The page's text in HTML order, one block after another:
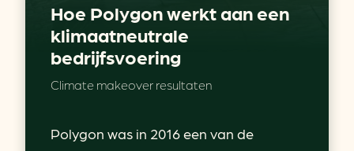
Hoe Polygon werkt aan een
klimaatneutrale
bedrijfsvoering
Climate makeover resultaten
Polygon was in 2016 een van de